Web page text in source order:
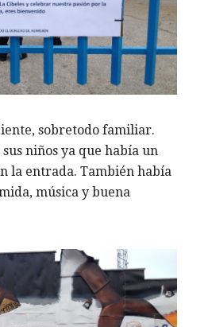
sobretodo familiar.
niños ya que había un
la entrada. También había
música y buena